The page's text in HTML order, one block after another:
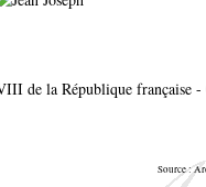
de la République française
Source :